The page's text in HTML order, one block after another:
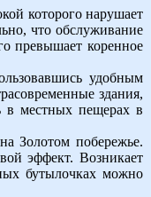
которого нарушает
что обслуживание
превышает коренное
удобным
здания,
местных пещерах в
Золотом побережье.
эффект. Возникает
бутылочках можно